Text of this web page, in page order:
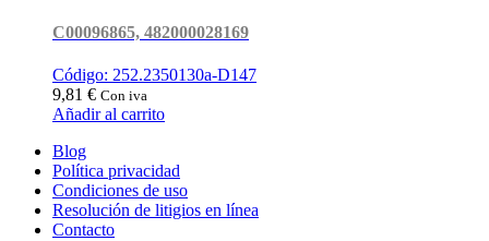
C00096865, 482000028169
Código: 252.2350130a-D147
9,81 € Con iva
Añadir al carrito
Blog
Política privacidad
Condiciones de uso
Resolución de litigios en línea
Contacto